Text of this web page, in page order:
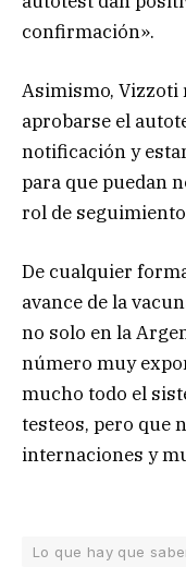
confirmación».
Asimismo, Vizzoti
aprobarse el
notificación y
para que puedan
rol de
De cualquier
avance de la
no solo en la
número muy
mucho todo el
testeos, pero que
internaciones y
Lo que hay que